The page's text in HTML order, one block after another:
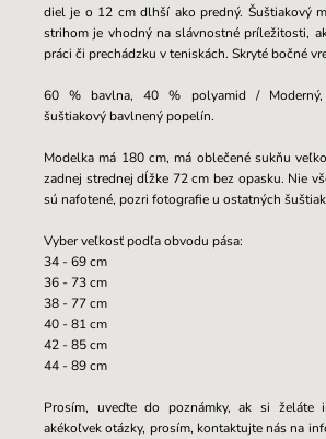
diel je o 12 cm dlhší ako predný. Šuštiakový
strihom je vhodný na slávnostné príležitosti,
práci či prechádzku v teniskách. Skryté bočné
60 % bavlna, 40 % polyamid / Moderný,
šuštiakový bavlnený popelín.
Modelka má 180 cm, má oblečené sukňu
zadnej strednej dĺžke 72 cm bez opasku. Nie
sú nafotené, pozri fotografie u ostatných
Vyber veľkosť podľa obvodu pása:
34 - 69 cm
36 - 73 cm
38 - 77 cm
40 - 81 cm
42 - 85 cm
44 - 89 cm
Prosím, uveďte do poznámky, ak si želáte
akékoľvek otázky, prosím, kontaktujte nás na